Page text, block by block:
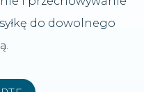
do dowolnego